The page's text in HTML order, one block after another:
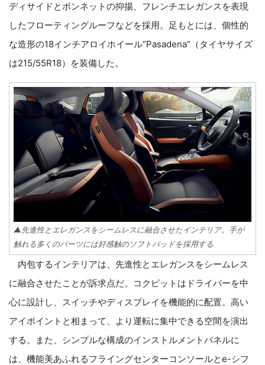
ディサイドとボンネットの抑揚、フレンチエレガンスを表現
したフローティングルーフなどを採用。足もとには、個性的
な造形の18インチアロイホイール“Pasadena”（タイヤサイズ
は215/55R18）を装備した。
▲先進性とエレガンスをシームレスに融合させたインテリア。手が
触れる多くのパーツには好感触のソフトパッドを採用する
内包するインテリアは、先進性とエレガンスをシームレス
に融合させたことが訴求点だ。コクピットはドライバーを中
心に設計し、スイッチやディスプレイを機能的に配置。高い
アイポイントと相まって、より運転に集中できる空間を演出
する。また、シンプルな構成のインストルメントパネルに
は、機能美あふれるフライングセンターコンソールとe-シフ